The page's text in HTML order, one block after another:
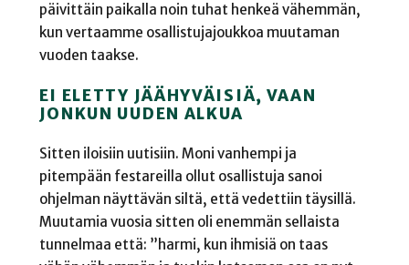
päivittäin paikalla noin tuhat henkeä vähemmän,
kun vertaamme osallistujajoukkoa muutaman
vuoden taakse.
EI ELETTY JÄÄHYVÄISIÄ, VAAN
JONKUN UUDEN ALKUA
Sitten iloisiin uutisiin. Moni vanhempi ja
pitempään festareilla ollut osallistuja sanoi
ohjelman näyttävän siltä, että vedettiin täysillä.
Muutamia vuosia sitten oli enemmän sellaista
tunnelmaa että: ”harmi, kun ihmisiä on taas